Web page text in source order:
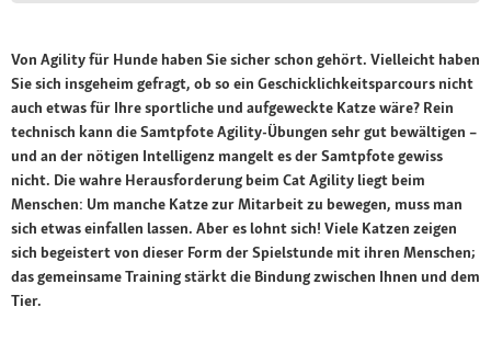
Von Agility für Hunde haben Sie sicher schon gehört. Vielleicht haben
Sie sich insgeheim gefragt, ob so ein Geschicklichkeitsparcours nicht
auch etwas für Ihre sportliche und aufgeweckte Katze wäre? Rein
technisch kann die Samtpfote Agility-Übungen sehr gut bewältigen –
und an der nötigen Intelligenz mangelt es der Samtpfote gewiss
nicht. Die wahre Herausforderung beim Cat Agility liegt beim
Menschen: Um manche Katze zur Mitarbeit zu bewegen, muss man
sich etwas einfallen lassen. Aber es lohnt sich! Viele Katzen zeigen
sich begeistert von dieser Form der Spielstunde mit ihren Menschen;
das gemeinsame Training stärkt die Bindung zwischen Ihnen und dem
Tier.